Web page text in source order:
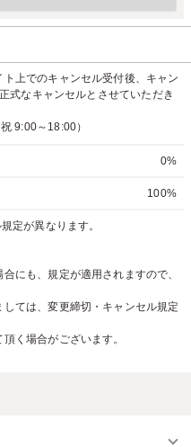
上でのキャンセル受付後、キャン
式なキャンセルとさせていただき
9:00～18:00）
0%
100%
定が異なります。
にも、規定が適用されますので、
ては、変更締切・キャンセル規定
く場合がございます。